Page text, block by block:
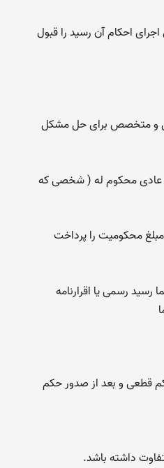
احکام آن رسید را قبول
و متخصص برای حل مشکل
عادی محکوم له ( شخصی که
محکومیت را پرداخت
رسید رسمی یا اقرارنامه
قطعی و بعد از صدور حکم
داشته باشد.